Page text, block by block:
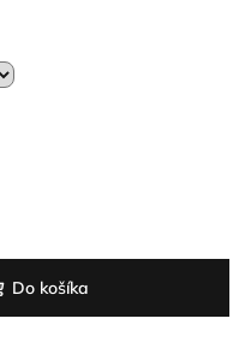
Do košíka